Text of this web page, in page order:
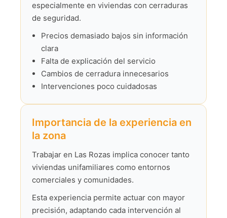
especialmente en viviendas con cerraduras
de seguridad.
Precios demasiado bajos sin información
clara
Falta de explicación del servicio
Cambios de cerradura innecesarios
Intervenciones poco cuidadosas
Importancia de la experiencia en
la zona
Trabajar en Las Rozas implica conocer tanto
viviendas unifamiliares como entornos
comerciales y comunidades.
Esta experiencia permite actuar con mayor
precisión, adaptando cada intervención al